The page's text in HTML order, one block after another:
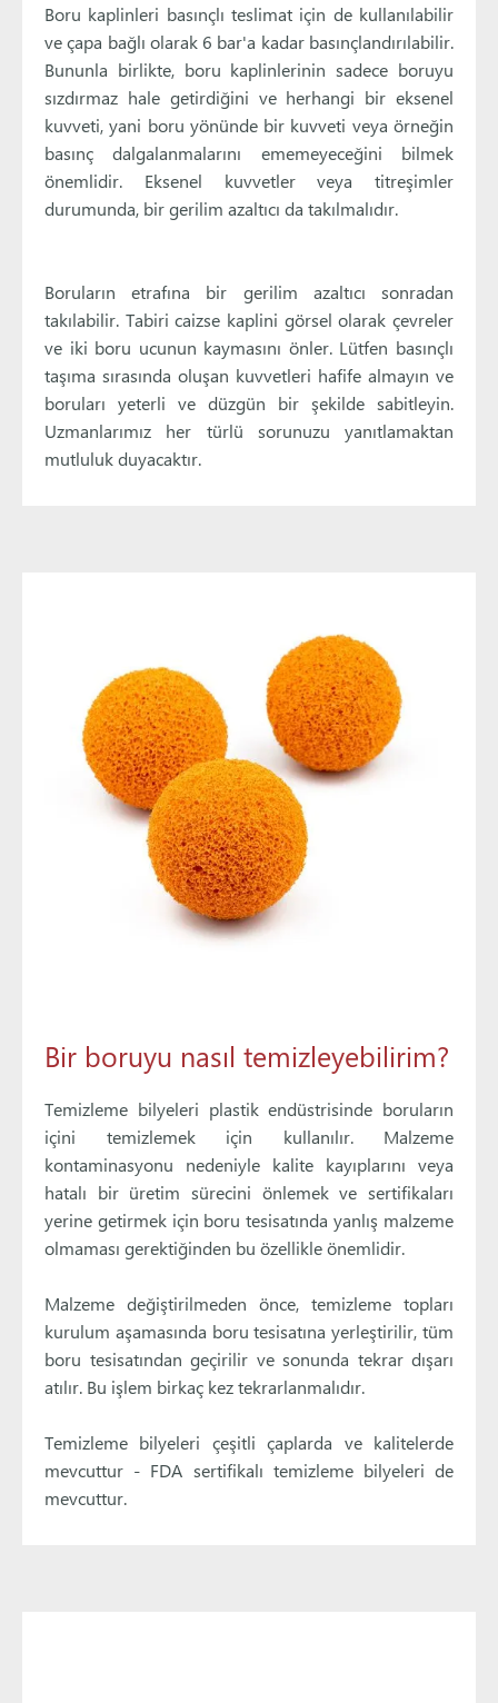
Boru kaplinleri basınçlı teslimat için de kullanılabilir
ve çapa bağlı olarak 6 bar'a kadar basınçlandırılabilir.
Bununla birlikte, boru kaplinlerinin sadece boruyu
sızdırmaz hale getirdiğini ve herhangi bir eksenel
kuvveti, yani boru yönünde bir kuvveti veya örneğin
basınç dalgalanmalarını ememeyeceğini bilmek
önemlidir. Eksenel kuvvetler veya titreşimler
durumunda, bir gerilim azaltıcı da takılmalıdır.
Boruların etrafına bir gerilim azaltıcı sonradan
takılabilir. Tabiri caizse kaplini görsel olarak çevreler
ve iki boru ucunun kaymasını önler. Lütfen basınçlı
taşıma sırasında oluşan kuvvetleri hafife almayın ve
boruları yeterli ve düzgün bir şekilde sabitleyin.
Uzmanlarımız her türlü sorunuzu yanıtlamaktan
mutluluk duyacaktır.
Bir boruyu nasıl temizleyebilirim?
Temizleme bilyeleri plastik endüstrisinde boruların
içini temizlemek için kullanılır. Malzeme
kontaminasyonu nedeniyle kalite kayıplarını veya
hatalı bir üretim sürecini önlemek ve sertifikaları
yerine getirmek için boru tesisatında yanlış malzeme
olmaması gerektiğinden bu özellikle önemlidir.
Malzeme değiştirilmeden önce, temizleme topları
kurulum aşamasında boru tesisatına yerleştirilir, tüm
boru tesisatından geçirilir ve sonunda tekrar dışarı
atılır. Bu işlem birkaç kez tekrarlanmalıdır.
Temizleme bilyeleri çeşitli çaplarda ve kalitelerde
mevcuttur - FDA sertifikalı temizleme bilyeleri de
mevcuttur.